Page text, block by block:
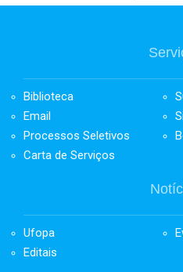
Biblioteca
Email
Processos Seletivos
Carta de Serviços
Ufopa
Editais